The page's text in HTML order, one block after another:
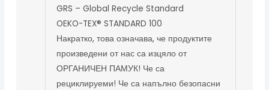
GRS – Global Recycle Standard
OEKO-TEX® STANDARD 100
Накратко, това означава, че продуктите
произведени от нас са изцяло от
ОРГАНИЧЕН ПАМУК! Че са
рециклируеми! Че са напълно безопасни